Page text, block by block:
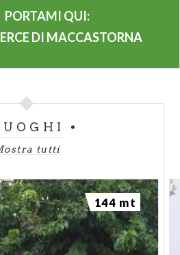
nel castello a Carlo
Cremona, e al suo seguito di
una visita ai Visconti. Finita
governatore del territorio
uomini di uccidere ben 70
evento ha alimentato, fino ai
di fantasmi; si racconta che
giorni vicino all’anniversario
le grida delle 70 anime
alla vita.
visitabile.
PORTAMI QUI:
DI MACCASTORNA
tutti
144 mt